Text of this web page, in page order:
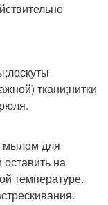
ткани;нитки
мылом для
на
температуре.